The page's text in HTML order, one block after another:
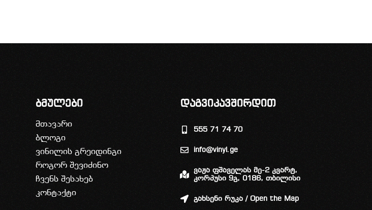
ბმულები
მთავარი
ბლოგი
ვინილის გრეიდინგი
როგორ შევიძინო
ჩვენს შესახებ
კონტაქტი
დაგვიკავშირდით
555 71 74 70
info@vinyl.ge
ვაჟა ფშაველას მე-2 კვარტ,
კორპუსი 9გ, 0186, თბილისი
გახსენი რუკა / Open the Map